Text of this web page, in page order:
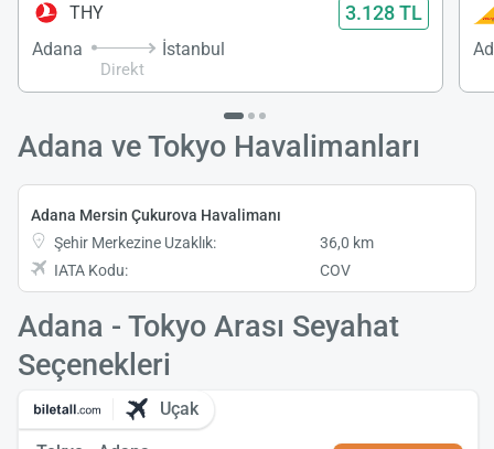
THY 3.128 TL
Adana
Direkt
İstanbul
Adana ve Tokyo Havalimanları
Adana Mersin Çukurova Havalimanı
Şehir Merkezine Uzaklık:
36,0 km
IATA Kodu:
COV
Adana - Tokyo Arası Seyahat
Seçenekleri
Uçak